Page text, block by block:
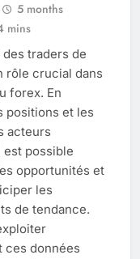
5 months
mins
traders de
rôle crucial dans
forex. En
positions et les
acteurs
possible
opportunités et
les
de tendance.
ces données